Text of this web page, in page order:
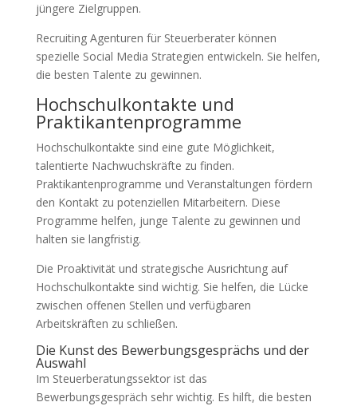
jüngere Zielgruppen.
Recruiting Agenturen für Steuerberater können
spezielle Social Media Strategien entwickeln. Sie helfen,
die besten Talente zu gewinnen.
Hochschulkontakte und
Praktikantenprogramme
Hochschulkontakte sind eine gute Möglichkeit,
talentierte Nachwuchskräfte zu finden.
Praktikantenprogramme und Veranstaltungen fördern
den Kontakt zu potenziellen Mitarbeitern. Diese
Programme helfen, junge Talente zu gewinnen und
halten sie langfristig.
Die Proaktivität und strategische Ausrichtung auf
Hochschulkontakte sind wichtig. Sie helfen, die Lücke
zwischen offenen Stellen und verfügbaren
Arbeitskräften zu schließen.
Die Kunst des Bewerbungsgesprächs und der
Auswahl
Im Steuerberatungssektor ist das
Bewerbungsgespräch sehr wichtig. Es hilft, die besten